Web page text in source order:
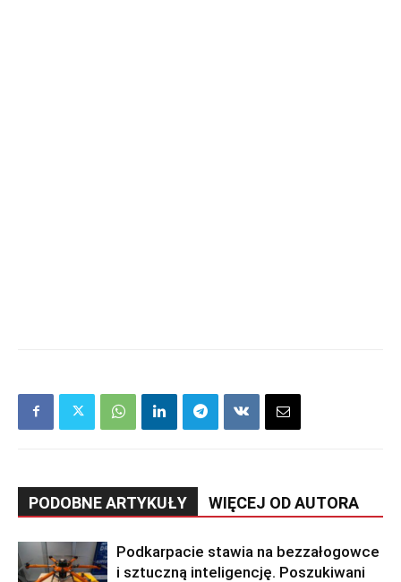
PODOBNE ARTYKUŁY WIĘCEJ OD AUTORA
Podkarpacie stawia na bezzałogowce
i sztuczną inteligencję. Poszukiwani